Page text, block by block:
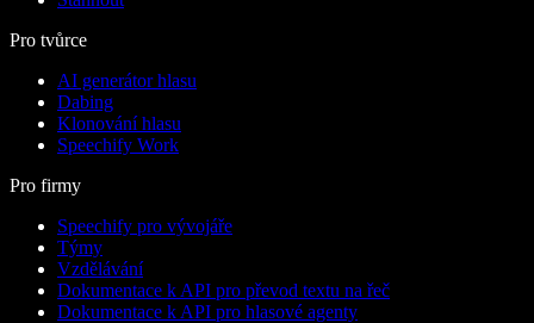
Pro tvůrce
AI generátor hlasu
Dabing
Klonování hlasu
Speechify Work
Pro firmy
Speechify pro vývojáře
Týmy
Vzdělávání
Dokumentace k API pro převod textu na řeč
Dokumentace k API pro hlasové agenty